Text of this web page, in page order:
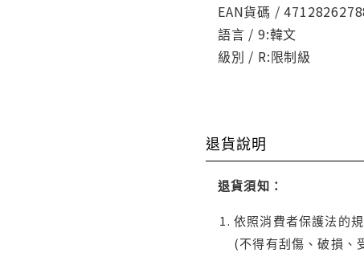
EAN貨碼 /
語言 / 9:韓文
級別 / R:限制級
退貨說明
退貨須知：
依照消費者保護法的
(不得有刮傷、破損、